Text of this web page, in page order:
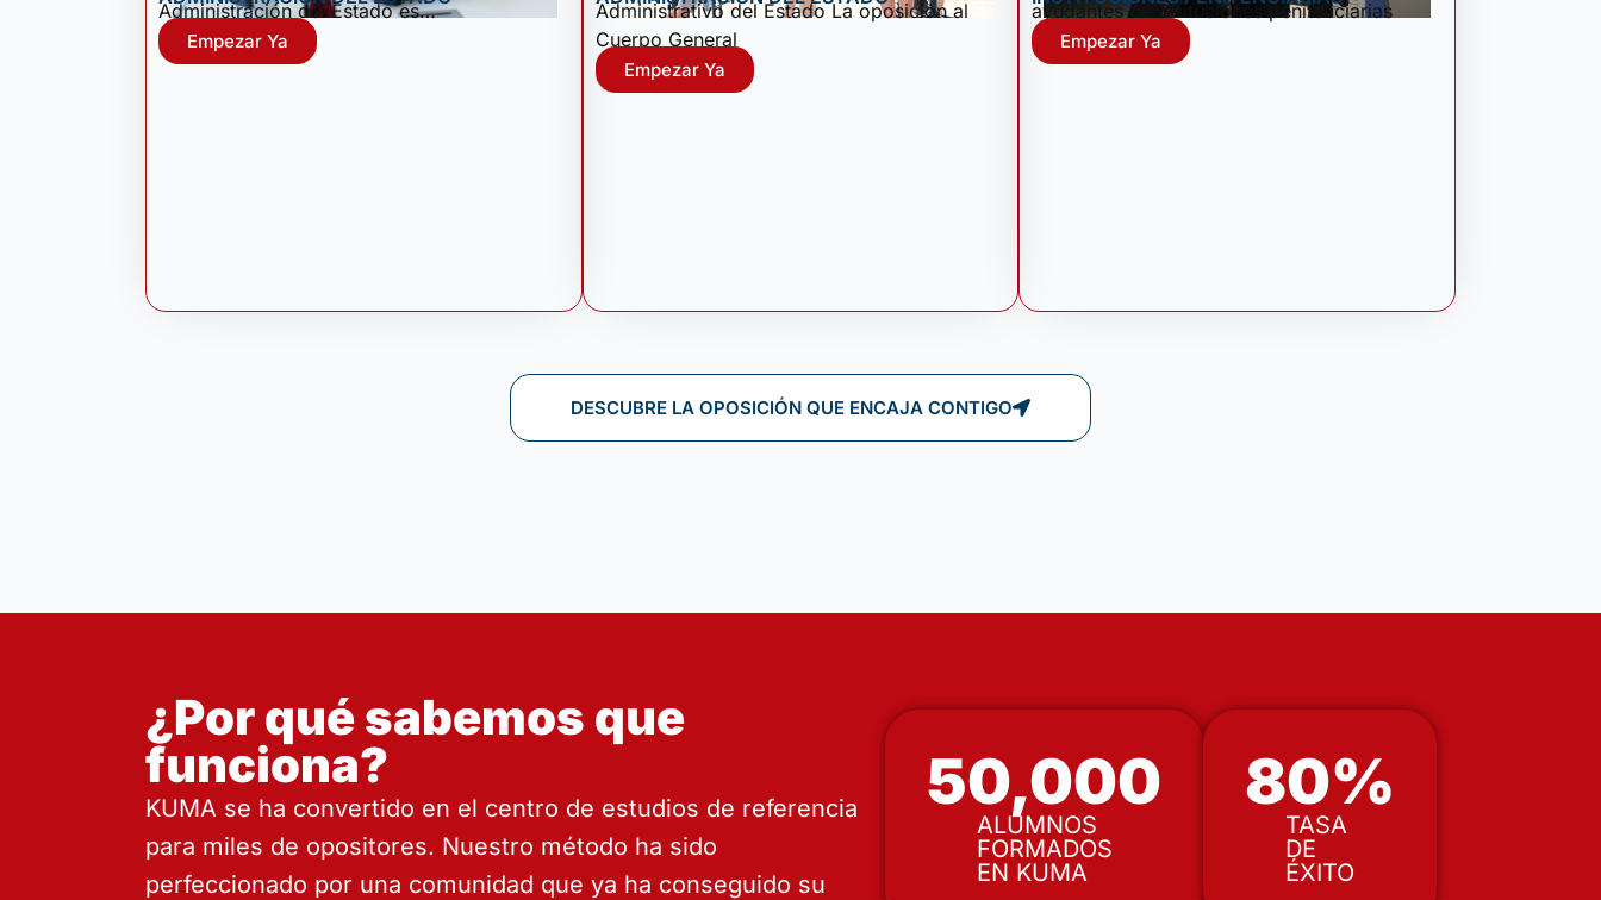
Administración del Estado es…
Empezar Ya
Administrativo del Estado La oposición al
Cuerpo General
Empezar Ya
ayudantes de insituciones penitenciarias
Empezar Ya
DESCUBRE LA OPOSICIÓN QUE ENCAJA CONTIGO
¿Por qué sabemos que
funciona?
KUMA se ha convertido en el centro de estudios de referencia
para miles de opositores. Nuestro método ha sido
perfeccionado por una comunidad que ya ha conseguido su
ALUMNOS
FORMADOS
EN KUMA
50,000
TASA
DE
ÉXITO
80%